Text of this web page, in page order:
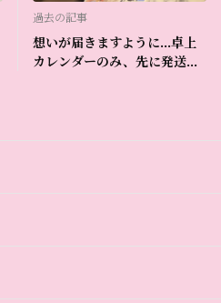
過去の記事
想いが届きますように…卓上
カレンダーのみ、先に発送致